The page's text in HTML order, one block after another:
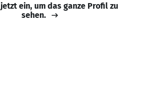
ein, um das ganze Profil zu
sehen.